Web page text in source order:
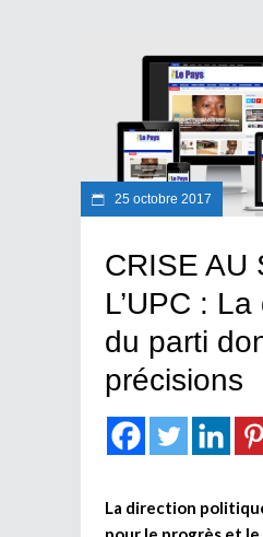
25 octobre 2017
CRISE AU
L’UPC :
du parti
précisions
La direction